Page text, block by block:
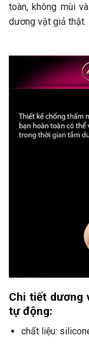
toàn, không mùi
dương vật giả thật.
Chi tiết dương
tự động:
chất liệu: